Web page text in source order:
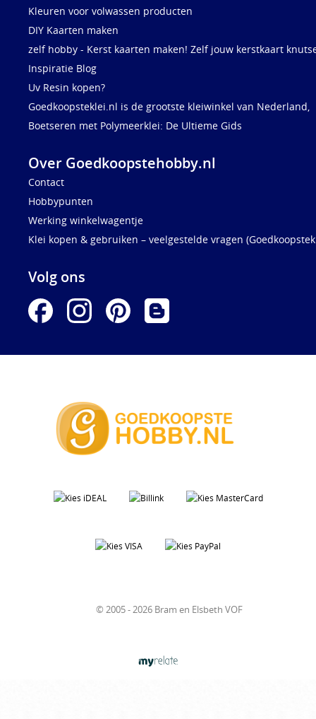
Kleuren voor volwassen producten
DIY Kaarten maken
zelf hobby - Kerst kaarten maken! Zelf jouw kerstkaart
Inspiratie Blog
Uv Resin kopen?
Goedkoopsteklei.nl is de grootste kleiwinkel van Nederland,
Boetseren met Polymeerklei: De Ultieme Gids
Over Goedkoopstehobby.nl
Contact
Hobbypunten
Werking winkelwagentje
Klei kopen & gebruiken – veelgestelde vragen
Volg ons
© 2005 - 2026 Bram en Elsbeth VOF